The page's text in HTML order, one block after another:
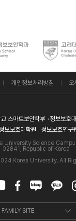
개인정보처리방침 오
스마트보안학부
정보보호
보보호대학원
정보보호연구
University Science
02841, Republic of Korea
Korea University. All